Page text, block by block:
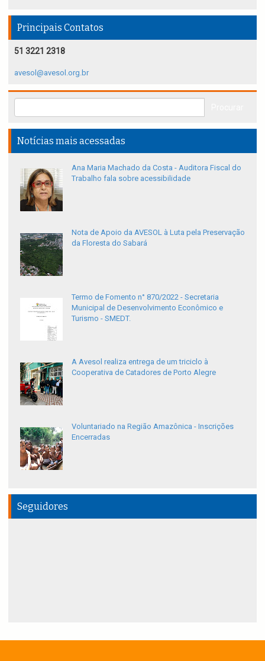
Principais Contatos
51 3221 2318
avesol@avesol.org.br
Notícias mais acessadas
Ana Maria Machado da Costa - Auditora Fiscal do
Trabalho fala sobre acessibilidade
Nota de Apoio da AVESOL à Luta pela Preservação
da Floresta do Sabará
Termo de Fomento n° 870/2022 - Secretaria
Municipal de Desenvolvimento Econômico e
Turismo - SMEDT.
A Avesol realiza entrega de um triciclo à
Cooperativa de Catadores de Porto Alegre
Voluntariado na Região Amazônica - Inscrições
Encerradas
Seguidores